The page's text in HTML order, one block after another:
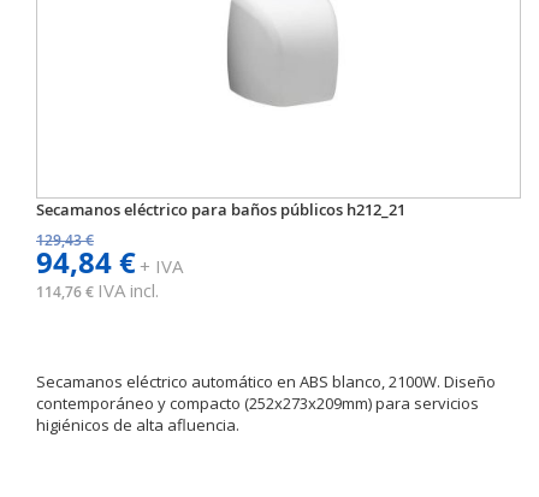
Secamanos eléctrico para baños públicos h212_21
129,43 €
94,84 €+ IVA
114,76 € IVA incl.
Secamanos eléctrico automático en ABS blanco, 2100W. Diseño
contemporáneo y compacto (252x273x209mm) para servicios
higiénicos de alta afluencia.